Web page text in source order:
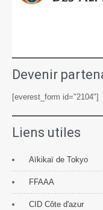
Devenir
[everest_form id="2104"]
Liens utiles
Aïkikaï de Tokyo
FFAAA
CID Côte d'azur